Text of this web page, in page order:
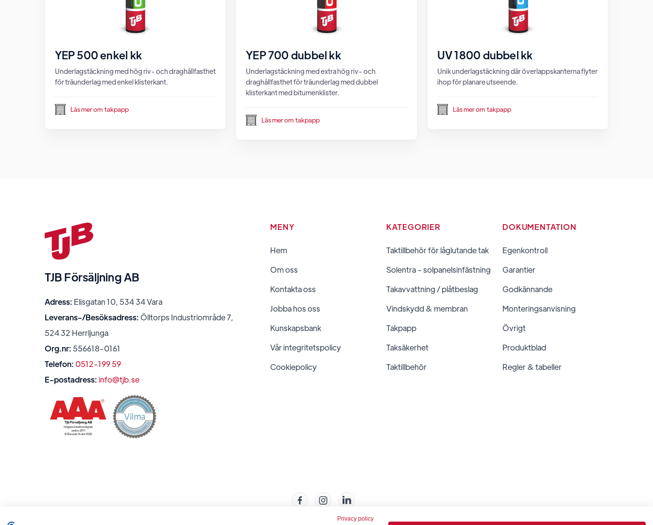
YEP 500 enkel kk
Underlagstäckning med hög riv- och draghållfasthet
för träunderlag med enkel klisterkant.
Läs mer om takpapp
YEP 700 dubbel kk
Underlagstäckning med extra hög riv- och
draghållfasthet för träunderlag med dubbel
klisterkant med bitumenklister.
Läs mer om takpapp
UV 1800 dubbel kk
Unik underlagstäckning där överlappskanterna flyter
ihop för planare utseende.
Läs mer om takpapp
TJB Försäljning AB
Adress: Elisgatan 10, 534 34 Vara
Leverans-/Besöksadress: Ölltorps Industriområde 7,
524 32 Herrljunga
Org.nr: 556618-0161
Telefon: 0512-199 59
E-postadress: info@tjb.se
MENY
Hem
Om oss
Kontakta oss
Jobba hos oss
Kunskapsbank
Vår integritetspolicy
Cookiepolicy
KATEGORIER
Taktillbehör för låglutande tak
Solentra - solpanelsinfästning
Takavvattning / plåtbeslag
Vindskydd & membran
Takpapp
Taksäkerhet
Taktillbehör
DOKUMENTATION
Egenkontroll
Garantier
Godkännande
Monteringsanvisning
Övrigt
Produktblad
Regler & tabeller
  
Privacy policy